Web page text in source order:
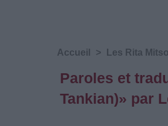
Accueil > Les Rita
Paroles et
Tankian)» par